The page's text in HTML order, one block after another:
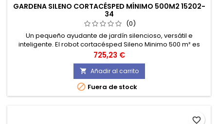
GARDENA SILENO CORTACÉSPED MÍNIMO 500M2 15202-
34
(0)
Un pequeño ayudante de jardín silencioso, versátil e
inteligente. El robot cortacésped Sileno Minimo 500 m² es
ideal para céspedes pequeños, ya que combina alto
rendimiento y precisión con un corte cómodo.
Precio
725,23 €
 Añadir al carrito
 Fuera de stock
favorite_border